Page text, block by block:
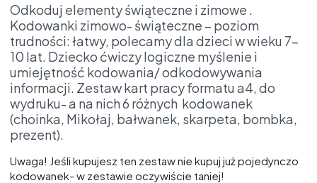
Odkoduj elementy świąteczne i zimowe .
Kodowanki zimowo- świąteczne – poziom
trudności: łatwy, polecamy dla dzieci w wieku 7-
10 lat. Dziecko ćwiczy logiczne myślenie i
umiejętność kodowania/ odkodowywania
informacji. Zestaw kart pracy formatu a4, do
wydruku- a na nich 6 różnych kodowanek
(choinka, Mikołaj, bałwanek, skarpeta, bombka,
prezent).
Uwaga! Jeśli kupujesz ten zestaw nie kupuj już pojedynczo
kodowanek- w zestawie oczywiście taniej!